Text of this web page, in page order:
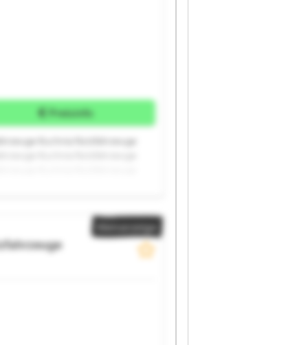
Preisinfo
Kleinanzeige